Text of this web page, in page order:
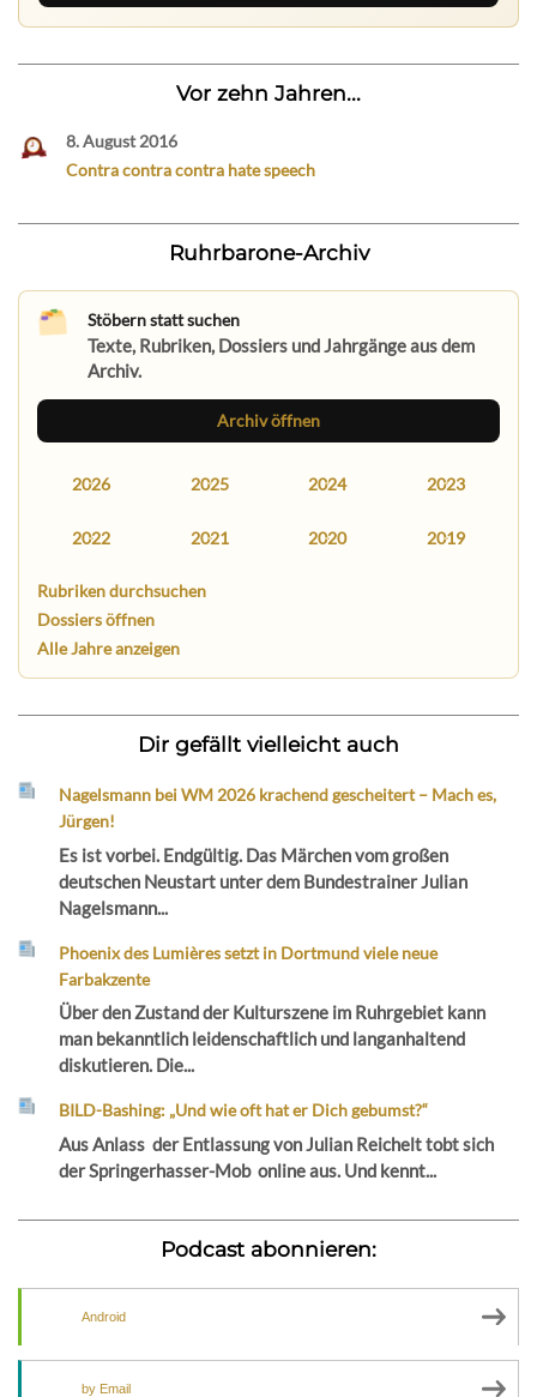
Vor zehn Jahren...
8. August 2016
Contra contra contra hate speech
Ruhrbarone-Archiv
Stöbern statt suchen
Texte, Rubriken, Dossiers und Jahrgänge aus dem
Archiv.
Archiv öffnen
2026 2025 2024 2023
2022 2021 2020 2019
Rubriken durchsuchen
Dossiers öffnen
Alle Jahre anzeigen
Dir gefällt vielleicht auch
Nagelsmann bei WM 2026 krachend gescheitert – Mach es,
Jürgen!
Es ist vorbei. Endgültig. Das Märchen vom großen
deutschen Neustart unter dem Bundestrainer Julian
Nagelsmann...
Phoenix des Lumières setzt in Dortmund viele neue
Farbakzente
Über den Zustand der Kulturszene im Ruhrgebiet kann
man bekanntlich leidenschaftlich und langanhaltend
diskutieren. Die...
BILD-Bashing: „Und wie oft hat er Dich gebumst?“
Aus Anlass der Entlassung von Julian Reichelt tobt sich
der Springerhasser-Mob online aus. Und kennt...
Podcast abonnieren:
Android
by Email